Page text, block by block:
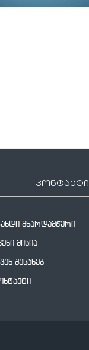
სვაგერტი 90
კონტაქტი
მხარდამჭერი
მისია
შესახებ